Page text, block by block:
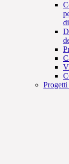
Progetti